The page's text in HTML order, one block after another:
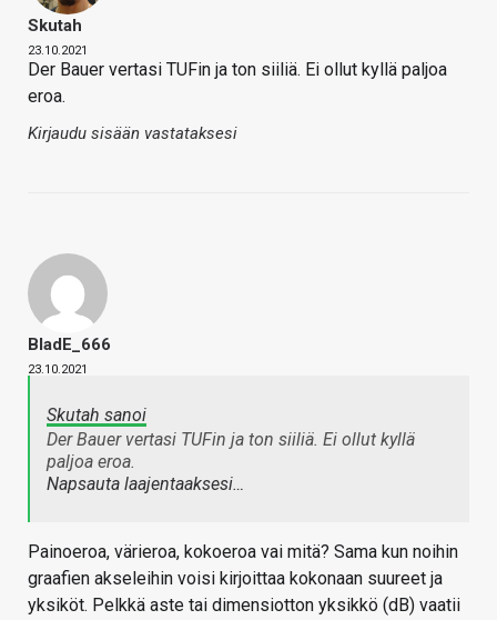
Skutah
23.10.2021
Der Bauer vertasi TUFin ja ton siiliä. Ei ollut kyllä paljoa
eroa.
Kirjaudu sisään vastataksesi
BladE_666
23.10.2021
Skutah sanoi
Der Bauer vertasi TUFin ja ton siiliä. Ei ollut kyllä
paljoa eroa.
Napsauta laajentaaksesi…
Painoeroa, värieroa, kokoeroa vai mitä? Sama kun noihin
graafien akseleihin voisi kirjoittaa kokonaan suureet ja
yksiköt. Pelkkä aste tai dimensiotton yksikkö (dB) vaatii